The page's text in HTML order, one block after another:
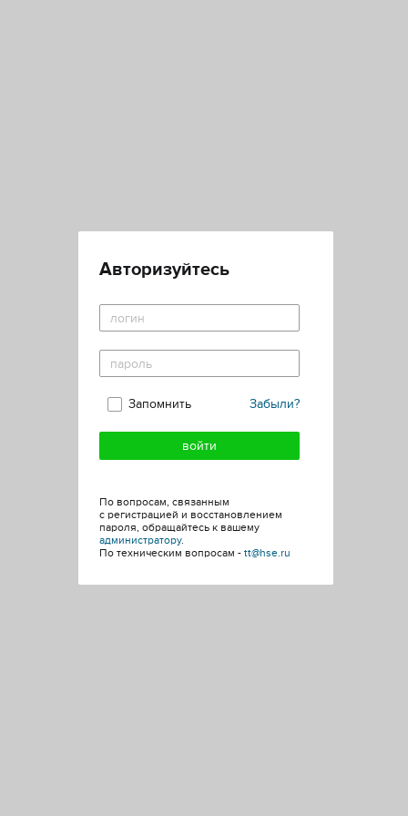
Авторизуйтесь
Забыли?
Запомнить
По вопросам, связанным
с регистрацией и восстановлением
пароля, обращайтесь к вашему
администратору.
По техническим вопросам - tt@hse.ru